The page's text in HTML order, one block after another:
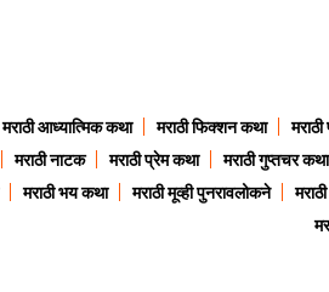
मराठी आध्यात्मिक कथा मराठी फिक्शन कथा
मराठी नाटक मराठी प्रेम कथा मराठी गुप्तचर कथा
मराठी भय कथा मराठी मूव्ही पुनरावलोकने